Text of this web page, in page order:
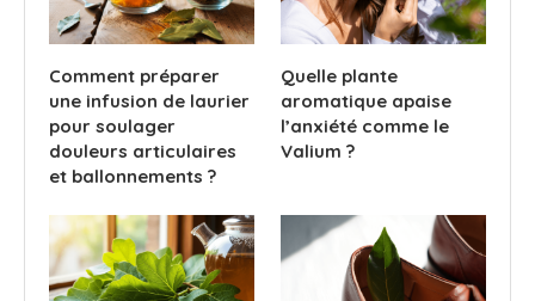
Comment préparer
une infusion de laurier
pour soulager
douleurs articulaires
et ballonnements ?
Quelle plante
aromatique apaise
l’anxiété comme le
Valium ?